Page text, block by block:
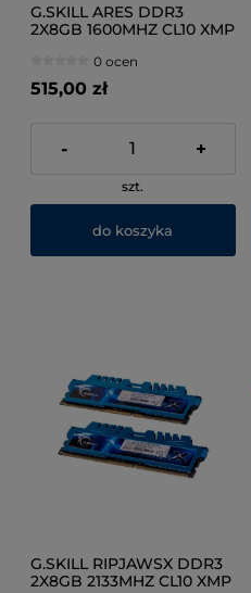
G.SKILL ARES DDR3
2X8GB 1600MHZ CL10 XMP
1600C10D-16GAO
0 ocen
515,00 zł
- +
szt.
do koszyka
G.SKILL RIPJAWSX DDR3
2X8GB 2133MHZ CL10 XMP